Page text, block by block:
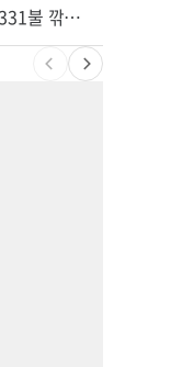
40만명 SSI<생활보조금> 월 331불 깎이나